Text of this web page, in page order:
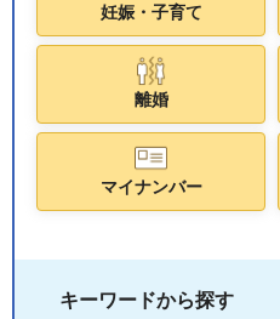
妊娠・子育て
離婚
マイナンバー
キーワードから探す